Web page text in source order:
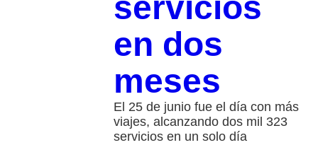
servicios
en dos
meses
El 25 de junio fue el día con más
viajes, alcanzando dos mil 323
servicios en un solo día